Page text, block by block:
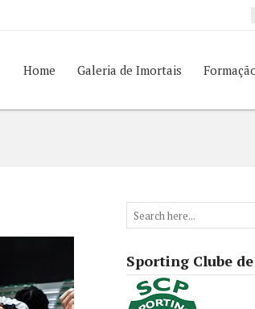
Home Galeria de Imortais
Sporting Clube